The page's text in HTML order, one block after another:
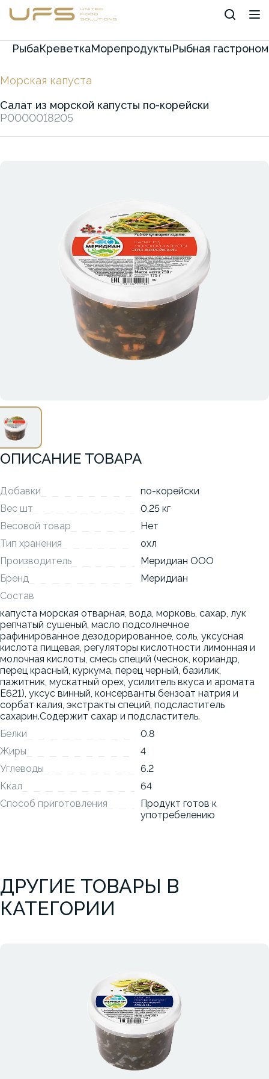
РыбаКреветкаМорепродуктыРыбная
Морская капуста
Салат из морской капусты по-корейски
P0000018205
ОПИСАНИЕ ТОВАРА
Добавки
по-корейски
Вес шт
0,25 кг
Весовой товар
Нет
Тип хранения
охл
Производитель
Меридиан ООО
Бренд
Меридиан
Состав
капуста морская отварная, вода, морковь, сахар, лук
репчатый сушеный, масло подсолнечное
рафинированное дезодорированное, соль, уксусная
кислота пищевая, регуляторы кислотности лимонная и
молочная кислоты, смесь специй (чеснок, кориандр,
перец красный, куркума, перец черный, базилик,
пажитник, мускатный орех, усилитель вкуса и аромата
Е621), уксус винный, консерванты бензоат натрия и
сорбат калия, экстракты специй, подсластитель
сахарин.Содержит сахар и подсластитель.
Белки
0.8
Жиры
4
Углеводы
6.2
Ккал
64
Способ приготовления
Продукт готов к
употребелению
ДРУГИЕ ТОВАРЫ В
КАТЕГОРИИ